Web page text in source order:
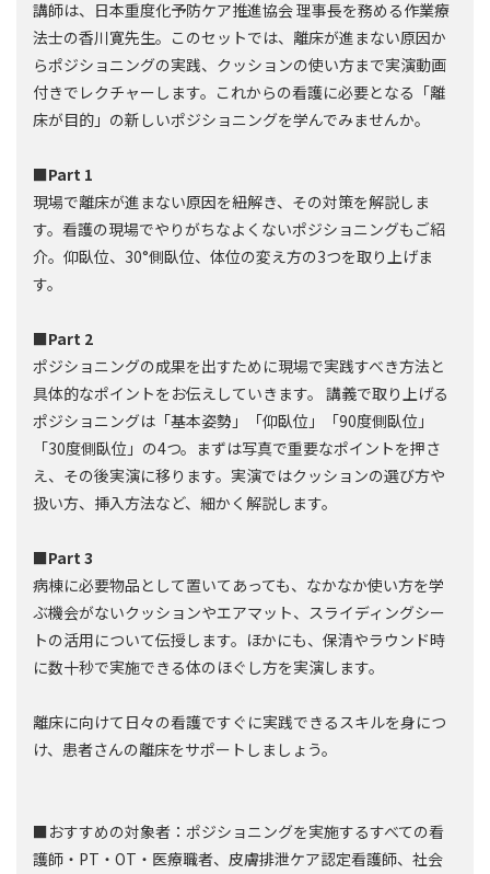
講師は、日本重度化予防ケア推進協会 理事長を務める作業療
法士の香川寛先生。このセットでは、離床が進まない原因か
らポジショニングの実践、クッションの使い方まで実演動画
付きでレクチャーします。これからの看護に必要となる「離
床が目的」の新しいポジショニングを学んでみませんか。
■Part 1
現場で離床が進まない原因を紐解き、その対策を解説しま
す。看護の現場でやりがちなよくないポジショニングもご紹
介。仰臥位、30°側臥位、体位の変え方の3つを取り上げま
す。
■Part 2
ポジショニングの成果を出すために現場で実践すべき方法と
具体的なポイントをお伝えしていきます。 講義で取り上げる
ポジショニングは「基本姿勢」「仰臥位」「90度側臥位」
「30度側臥位」の4つ。まずは写真で重要なポイントを押さ
え、その後実演に移ります。実演ではクッションの選び方や
扱い方、挿入方法など、細かく解説します。
■Part 3
病棟に必要物品として置いてあっても、なかなか使い方を学
ぶ機会がないクッションやエアマット、スライディングシー
トの活用について伝授します。ほかにも、保清やラウンド時
に数十秒で実施できる体のほぐし方を実演します。
離床に向けて日々の看護ですぐに実践できるスキルを身につ
け、患者さんの離床をサポートしましょう。
■おすすめの対象者：ポジショニングを実施するすべての看
護師・PT・OT・医療職者、皮膚排泄ケア認定看護師、社会